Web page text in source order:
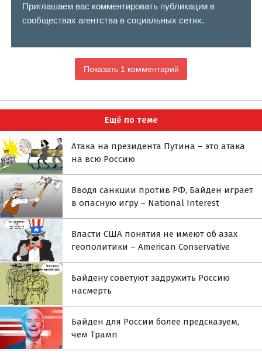
Приглашаем вас комментировать публикации в
сообществах агентства в социальных сетях.
Показать 1 комментарий
Ещё по теме
Атака на президента Путина – это атака
на всю Россию
Вводя санкции против РФ, Байден играет
в опасную игру – National Interest
Власти США понятия не имеют об азах
геополитики – American Conservative
Байдену советуют задружить Россию
насмерть
Байден для России более предсказуем,
чем Трамп